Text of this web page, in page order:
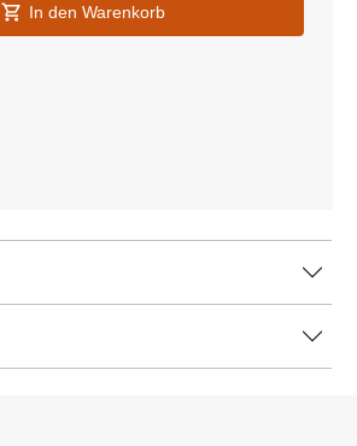
In den Warenkorb